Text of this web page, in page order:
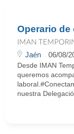
Operario de
IMAN
Jaén 06/08/
Desde IMAN
queremos
nuestra